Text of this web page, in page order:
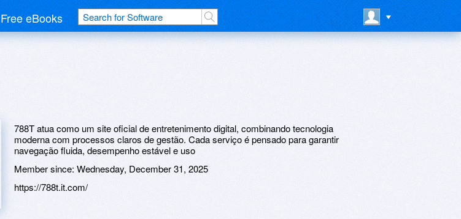
Free eBooks
788T atua como um site oficial de entretenimento digital, combinando tecnologia
moderna com processos claros de gestão. Cada serviço é pensado para garantir
navegação fluida, desempenho estável e uso
Member since: Wednesday, December 31, 2025
https://788t.it.com/